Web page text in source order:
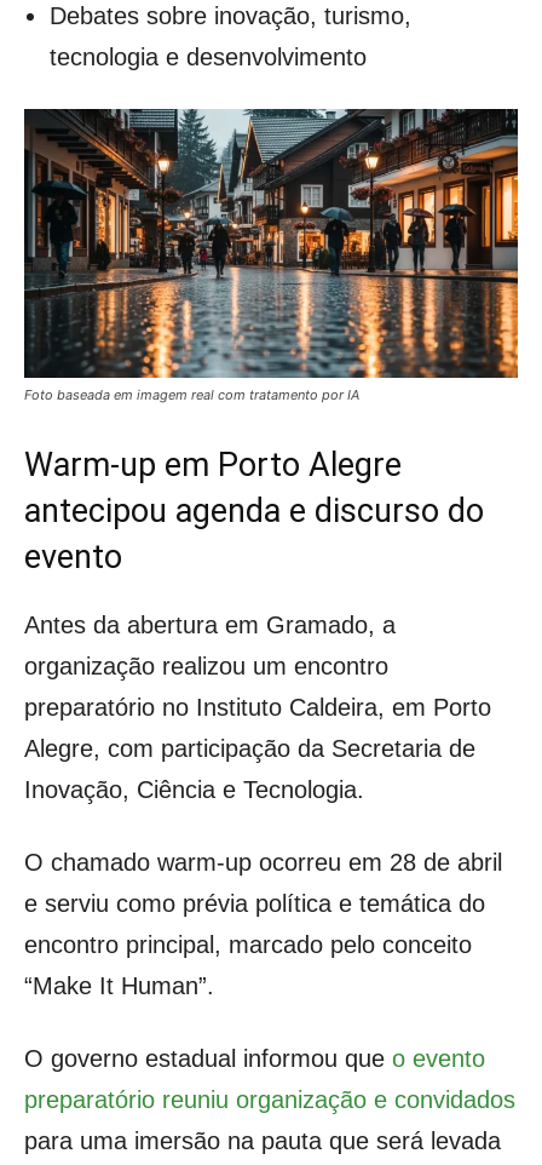
Debates sobre inovação, turismo,
tecnologia e desenvolvimento
Foto baseada em imagem real com tratamento por IA
Warm-up em Porto Alegre
antecipou agenda e discurso do
evento
Antes da abertura em Gramado, a
organização realizou um encontro
preparatório no Instituto Caldeira, em Porto
Alegre, com participação da Secretaria de
Inovação, Ciência e Tecnologia.
O chamado warm-up ocorreu em 28 de abril
e serviu como prévia política e temática do
encontro principal, marcado pelo conceito
“Make It Human”.
O governo estadual informou que o evento
preparatório reuniu organização e convidados
para uma imersão na pauta que será levada